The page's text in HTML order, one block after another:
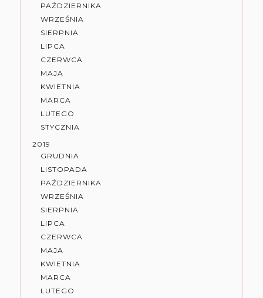
PAŹDZIERNIKA
WRZEŚNIA
SIERPNIA
LIPCA
CZERWCA
MAJA
KWIETNIA
MARCA
LUTEGO
STYCZNIA
2019
GRUDNIA
LISTOPADA
PAŹDZIERNIKA
WRZEŚNIA
SIERPNIA
LIPCA
CZERWCA
MAJA
KWIETNIA
MARCA
LUTEGO